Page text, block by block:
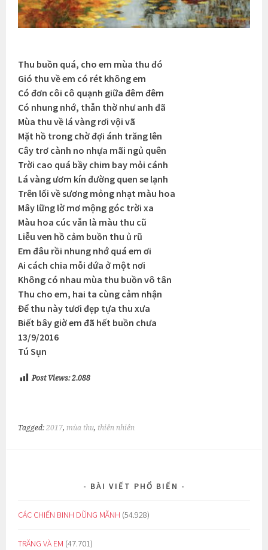
Thu buồn quá, cho em mùa thu đó
Gió thu về em có rét không em
Có đơn côi cô quạnh giữa đêm đêm
Có nhung nhớ, thẫn thờ như anh đã
Mùa thu về lá vàng rơi vội vã
Mặt hồ trong chờ đợi ánh trăng lên
Cây trơ cành no nhựa mãi ngủ quên
Trời cao quá bầy chim bay mỏi cánh
Lá vàng ươm kín đường quen se lạnh
Trên lối về sương mỏng nhạt màu hoa
Mây lững lờ mơ mộng góc trời xa
Màu hoa cúc vẫn là màu thu cũ
Liễu ven hồ cảm buồn thu ủ rũ
Em đâu rồi nhung nhớ quá em ơi
Ai cách chia mỗi đứa ở một nơi
Không có nhau mùa thu buồn vô tân
Thu cho em, hai ta cùng cảm nhận
Để thu này tươi đẹp tựa thu xưa
Biết bây giờ em đã hết buồn chưa
13/9/2016
Tú Sụn
Post Views: 2.088
Tagged:2017,mùa thu, thiên nhiên
BÀI VIẾT PHỔ BIẾN
CÁC CHIẾN BINH DŨNG MÃNH (54.928)
TRĂNG VÀ EM (47.701)